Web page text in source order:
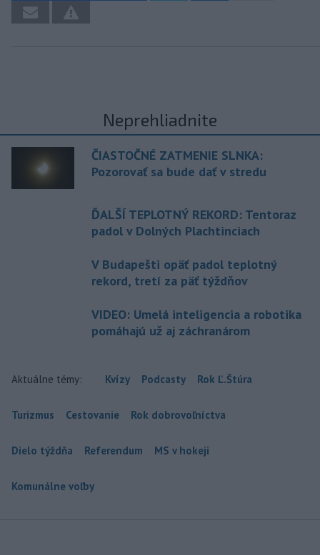
Neprehliadnite
ČIASTOČNÉ ZATMENIE SLNKA:
Pozorovať sa bude dať v stredu
ĎALŠÍ TEPLOTNÝ REKORD: Tentoraz
padol v Dolných Plachtinciach
V Budapešti opäť padol teplotný
rekord, tretí za päť týždňov
VIDEO: Umelá inteligencia a robotika
pomáhajú už aj záchranárom
Aktuálne témy: Kvízy Podcasty Rok Ľ.Štúra
Turizmus Cestovanie Rok dobrovoľníctva
Dielo týždňa Referendum MS v hokeji
Komunálne voľby